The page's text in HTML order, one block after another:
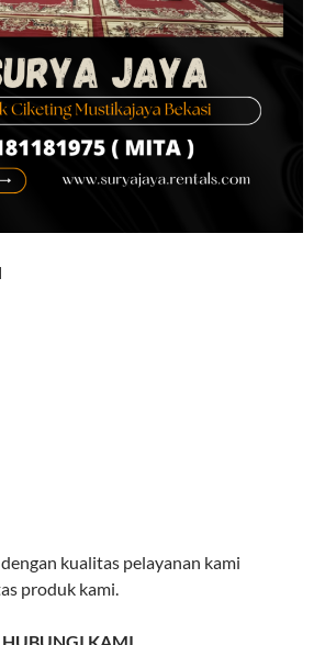
kualitas pelayanan kami
produk kami.